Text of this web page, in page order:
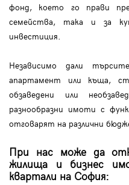
фонд, което го прави
семейства, така и за
инвестиция.
Независимо дали
апартамент или къща,
обзаведени или
разнообразни имоти с
отговарят на различни
При нас може да
жилища и бизнес
квартали на София: